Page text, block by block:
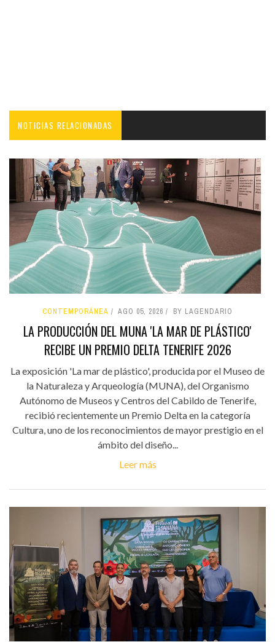
NOTICIAS RELACIONADAS
CONTEMPORÁNEA AGO 05, 2026 BY LAGENDARIO
LA PRODUCCIÓN DEL MUNA 'LA MAR DE PLÁSTICO'
RECIBE UN PREMIO DELTA TENERIFE 2026
La exposición 'La mar de plástico', producida por el Museo de
la Naturaleza y Arqueología (MUNA), del Organismo
Autónomo de Museos y Centros del Cabildo de Tenerife,
recibió recientemente un Premio Delta en la categoría
Cultura, uno de los reconocimientos de mayor prestigio en el
ámbito del diseño...
Leer más